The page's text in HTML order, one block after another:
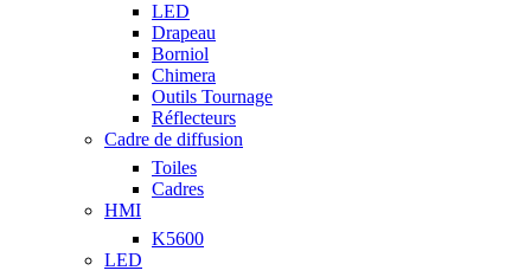
LED
Drapeau
Borniol
Chimera
Outils Tournage
Réflecteurs
Cadre de diffusion
Toiles
Cadres
HMI
K5600
LED